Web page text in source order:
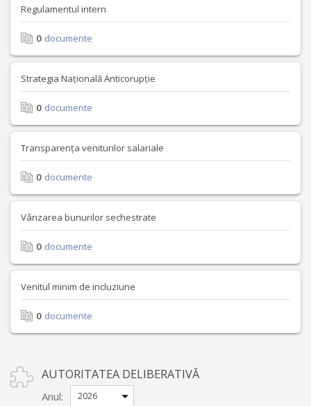
Regulamentul intern
0 documente
Strategia Națională Anticorupție
0 documente
Transparența veniturilor salariale
0 documente
Vânzarea bunurilor sechestrate
0 documente
Venitul minim de incluziune
0 documente
AUTORITATEA DELIBERATIVĂ
Anul: